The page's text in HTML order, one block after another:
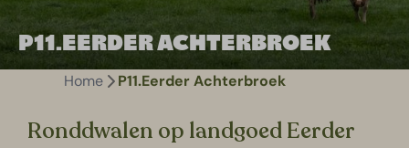
P11.EERDER ACHTERBROEK
Home P11.Eerder Achterbroek
Ronddwalen op landgoed Eerder